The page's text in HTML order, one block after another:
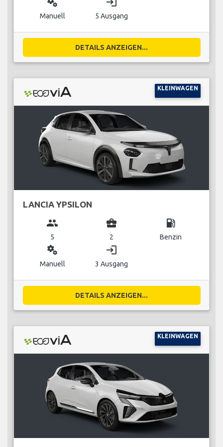
Manuell 5 Ausgang
DETAILS ANZEIGEN...
KLEINWAGEN
LANCIA YPSILON
group
5
business_center
2
local_gas_station
Benzin
miscellaneous_services
Manuell
login
3 Ausgang
DETAILS ANZEIGEN...
KLEINWAGEN